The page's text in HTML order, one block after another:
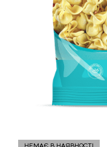
НЕМАЄ В НАЯВНОСТІ